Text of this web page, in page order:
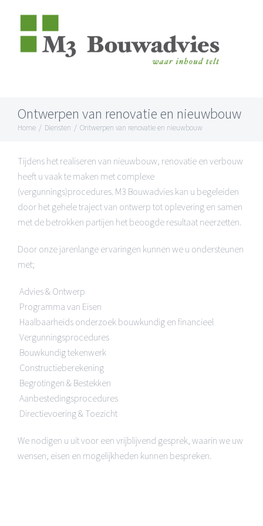
content
Ontwerpen van renovatie en nieuwbouw
Home / Diensten / Ontwerpen van renovatie en nieuwbouw
Tijdens het realiseren van nieuwbouw, renovatie en verbouw
heeft u vaak te maken met complexe
(vergunnings)procedures. M3 Bouwadvies kan u begeleiden
door het gehele traject van ontwerp tot oplevering en samen
met de betrokken partijen het beoogde resultaat neerzetten.
Door onze jarenlange ervaringen kunnen we u ondersteunen
met;
 Advies & Ontwerp
 Programma van Eisen
 Haalbaarheids onderzoek bouwkundig en financieel
 Vergunningsprocedures
 Bouwkundig tekenwerk
 Constructieberekening
 Begrotingen & Bestekken
 Aanbestedingsprocedures
 Directievoering & Toezicht
We nodigen u uit voor een vrijblijvend gesprek, waarin we uw
wensen, eisen en mogelijkheden kunnen bespreken.